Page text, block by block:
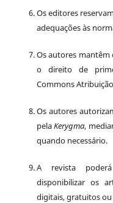
Os editores
adequações às
Os autores mantêm
o direito de
Commons
Os autores
pelaKerygma,
quando necessário.
A revista
disponibilizar os
digitais, gratuitos ou